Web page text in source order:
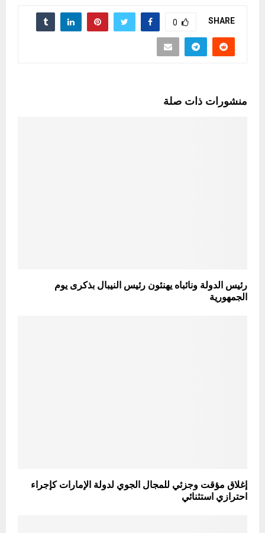
SHARE
0
منشورات ذات صلة
رئيس الدولة ونائباه يهنئون رئيس النيبال بذكرى يوم
الجمهورية
إغلاق مؤقت وجزئي للمجال الجوي لدولة الإمارات كإجراء
احترازي استثنائي